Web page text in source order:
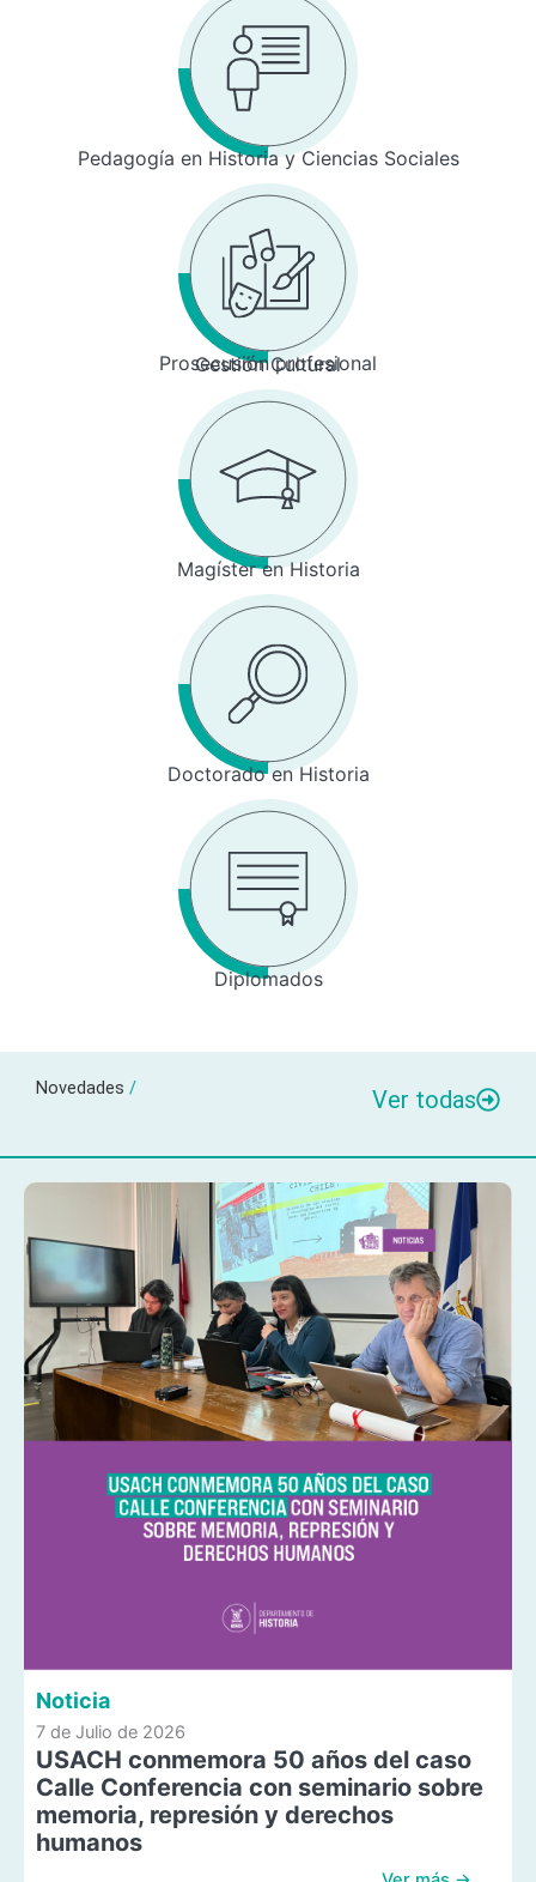
Pedagogía en Historia y Ciencias Sociales
Prosecusión profesional
Gestión Cultural
Magíster en Historia
Doctorado en Historia
Diplomados
Novedades / Ver todas
Noticia
7 de Julio de 2026
USACH conmemora 50 años del caso
Calle Conferencia con seminario sobre
memoria, represión y derechos
humanos